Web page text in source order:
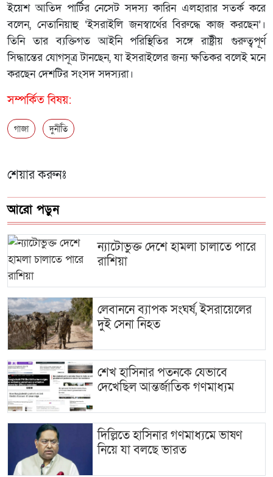
ইয়েশ আতিদ পার্টির নেসেট সদস্য কারিন এলহারার সতর্ক করে
বলেন, নেতানিয়াহু ‘ইসরাইলি জনস্বার্থের বিরুদ্ধে কাজ করছেন’।
তিনি তার ব্যক্তিগত আইনি পরিস্থিতির সঙ্গে রাষ্ট্রীয় গুরুত্বপূর্ণ
সিদ্ধান্তের যোগসূত্র টানছেন, যা ইসরাইলের জন্য ক্ষতিকর বলেই মনে
করছেন দেশটির সংসদ সদস্যরা।
সম্পর্কিত বিষয়:
গাজা দুর্নীতি
শেয়ার করুনঃ
আরো পড়ুন
ন্যাটোভুক্ত দেশে হামলা চালাতে পারে
রাশিয়া
লেবাননে ব্যাপক সংঘর্ষ, ইসরায়েলের
দুই সেনা নিহত
শেখ হাসিনার পতনকে যেভাবে
দেখেছিল আন্তর্জাতিক গণমাধ্যম
দিল্লিতে হাসিনার গণমাধ্যমে ভাষণ
নিয়ে যা বলছে ভারত